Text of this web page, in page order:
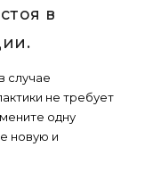
в
случае
не требует
одну
новую и